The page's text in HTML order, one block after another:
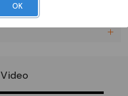
Video
OK